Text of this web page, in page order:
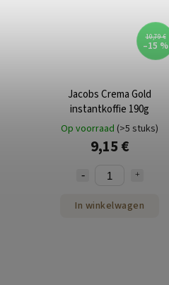
10,79 €
–15 %
Jacobs Crema Gold
instantkoffie 190g
Op voorraad (>5 stuks)
9,15 €
In winkelwagen